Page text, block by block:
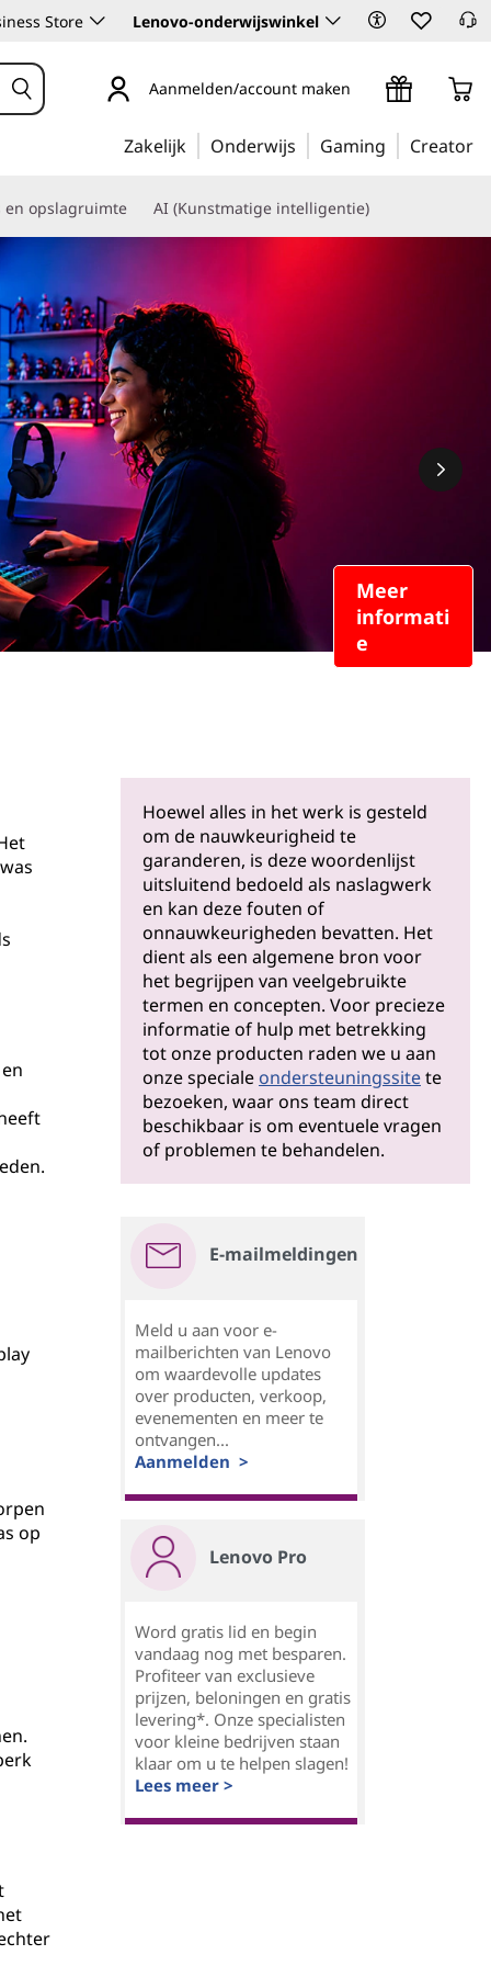
Store Lenovo-onderwijswinkel
Aanmelden/account maken
Zakelijk Onderwijs Gaming Creator
en opslagruimte AI (Kunstmatige intelligentie)
Meer
informati
e
op
Hoewel alles in het werk is gesteld
om de nauwkeurigheid te
garanderen, is deze woordenlijst
uitsluitend bedoeld als naslagwerk
en kan deze fouten of
onnauwkeurigheden bevatten. Het
dient als een algemene bron voor
het begrijpen van veelgebruikte
termen en concepten. Voor precieze
informatie of hulp met betrekking
tot onze producten raden we u aan
onze speciale ondersteuningssitete
bezoeken, waar ons team direct
beschikbaar is om eventuele vragen
of problemen te behandelen.
E-mailmeldingen
Meld u aan voor e-
mailberichten van Lenovo
om waardevolle updates
over producten, verkoop,
evenementen en meer te
ontvangen...
Aanmelden >
Lenovo Pro
Word gratis lid en begin
vandaag nog met besparen.
Profiteer van exclusieve
prijzen, beloningen en gratis
levering*. Onze specialisten
voor kleine bedrijven staan
klaar om u te helpen slagen!
Lees meer >